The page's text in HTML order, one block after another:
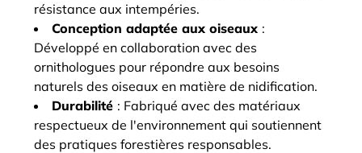
résistance aux intempéries.
Conception adaptée aux oiseaux :
Développé en collaboration avec des
ornithologues pour répondre aux besoins
naturels des oiseaux en matière de nidification.
Durabilité : Fabriqué avec des matériaux
respectueux de l'environnement qui soutiennent
des pratiques forestières responsables.